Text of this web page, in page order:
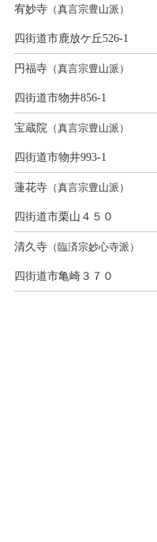
宥妙寺（真言宗豊山派）
四街道市鹿放ケ丘526-1
円福寺（真言宗豊山派）
四街道市物井856-1
宝蔵院 （真言宗豊山派）
四街道市物井993-1
蓮花寺（真言宗豊山派）
四街道市栗山４５０
清久寺（臨済宗妙心寺派）
四街道市亀崎３７０